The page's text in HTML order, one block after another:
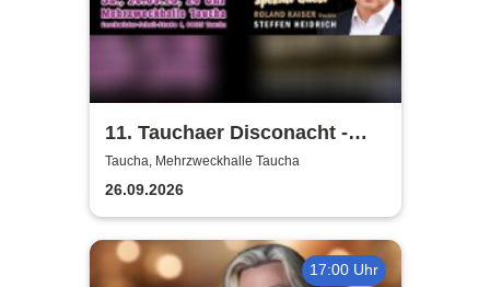
11. Tauchaer Disconacht -
Herbstedition
Taucha, Mehrzweckhalle Taucha
26.09.2026
17:00 Uhr